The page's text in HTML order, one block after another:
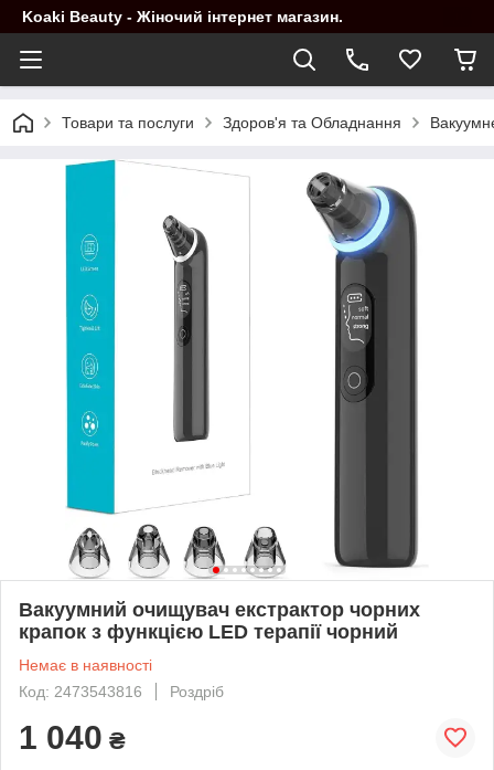
Koaki Beauty - Жіночий інтернет магазин.
Товари та послуги Здоров'я та Обладнання
Вакуумний очищувач екстрактор чорних
крапок з функцією LED терапії чорний
Немає в наявності
Код: 2473543816
Роздріб
1 040 ₴